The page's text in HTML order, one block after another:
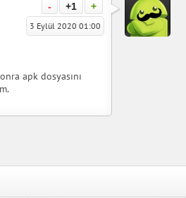
- +1 +
3 Eylül 2020 01:00
apk dosyasını